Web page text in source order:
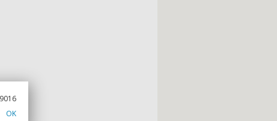
OK